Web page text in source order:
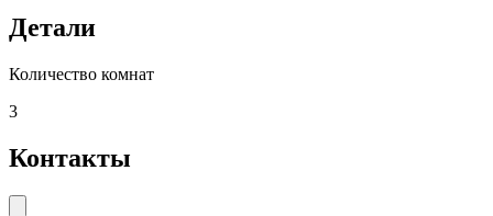
Детали
Количество комнат
3
Контакты